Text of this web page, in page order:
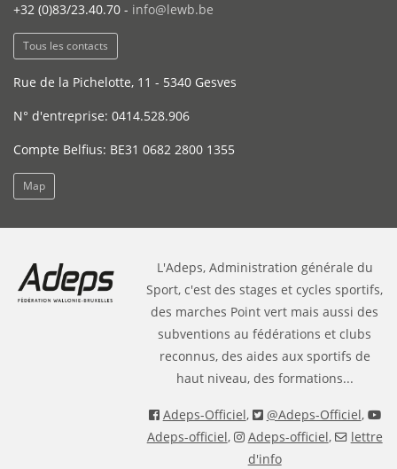
+32 (0)83/23.40.70 - info@lewb.be
Tous les contacts
Rue de la Pichelotte, 11 - 5340 Gesves
N° d'entreprise: 0414.528.906
Compte Belfius: BE31 0682 2800 1355
Map
L'Adeps, Administration générale du
Sport, c'est des stages et cycles sportifs,
des marches Point vert mais aussi des
subventions au fédérations et clubs
reconnus, des aides aux sportifs de
haut niveau, des formations...
Adeps-Officiel, @Adeps-Officiel,
Adeps-officiel, Adeps-officiel,
lettre
d'info